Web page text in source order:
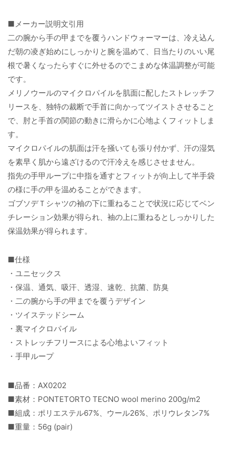
■メーカー説明文引用
二の腕から手の甲までを覆うハンドウォーマーは、冷え込ん
だ朝の凌ぎ始めにしっかりと腕を温めて、日当たりのいい尾
根で暑くなったらすぐに外せるのでこまめな体温調整が可能
です。
メリノウールのマイクロパイルを肌面に配したストレッチフ
リースを、独特の裁断で手首に向かってツイストさせること
で、肘と手首の関節の動きに滑らかに心地よくフィットしま
す。
マイクロパイルの肌面は汗を掻いても張り付かず、汗の湿気
を素早く肌から遠ざけるので汗冷えを感じさせません。
指先の手甲ループに中指を通すとフィットが向上して半手袋
の様に手の甲を温めることができます。
ゴブソデＴシャツの袖の下に重ねることで状況に応じてベン
チレーション効果が得られ、袖の上に重ねるとしっかりした
保温効果が得られます。
■仕様
・ユニセックス
・保温、通気、吸汗、透湿、速乾、抗菌、防臭
・二の腕から手の甲までを覆うデザイン
・ツイステッドシーム
・裏マイクロパイル
・ストレッチフリースによる心地よいフィット
・手甲ループ
■品番：AX0202
■素材：PONTETORTO TECNO wool merino 200g/m2
■組成：ポリエステル67%、ウール26%、ポリウレタン7%
■重量：56g (pair)